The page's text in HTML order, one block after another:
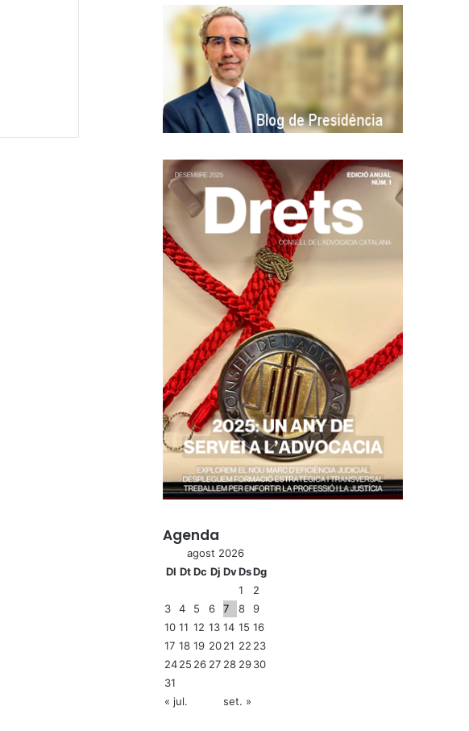
Agenda
agost 2026
Dl Dt Dc Dj DvDsDg
1
2
3
4 5 6 7 8
9
10 11 12 13 14 15 16
17 18 19 2021 22 23
2425 26 27 28 2930
31
« jul.
set. »